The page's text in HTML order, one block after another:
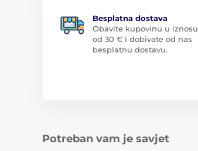
Besplatna dostava
Obavite kupovinu u iznosu
od 30 € i dobivate od nas
besplatnu dostavu.
Potreban vam je savjet